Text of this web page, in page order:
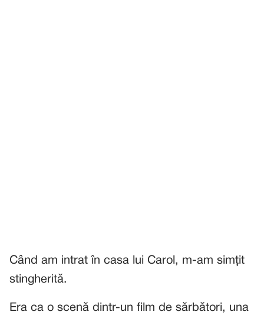
Când am intrat în casa lui Carol, m-am simțit
stingherită.
Era ca o scenă dintr-un film de sărbători, una